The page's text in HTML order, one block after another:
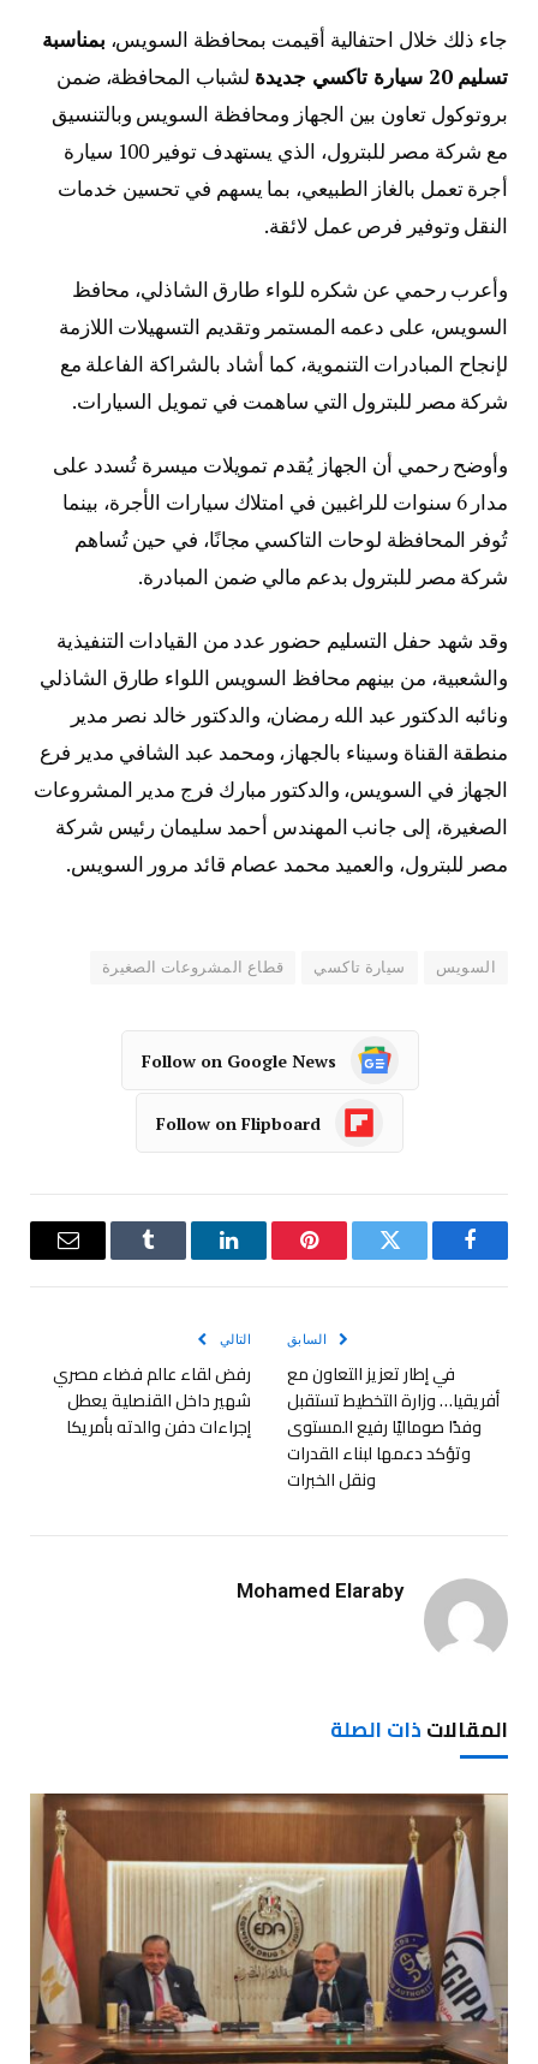
جاء ذلك خلال احتفالية أقيمت بمحافظة السويس، بمناسبة
تسليم 20 سيارة تاكسي جديدة
لشباب المحافظة، ضمن
بروتوكول تعاون بين الجهاز ومحافظة السويس وبالتنسيق
مع شركة مصر للبترول، الذي يستهدف توفير 100 سيارة
أجرة تعمل بالغاز الطبيعي، بما يسهم في تحسين خدمات
النقل وتوفير فرص عمل لائقة.
وأعرب رحمي عن شكره للواء طارق الشاذلي، محافظ
السويس، على دعمه المستمر وتقديم التسهيلات اللازمة
لإنجاح المبادرات التنموية، كما أشاد بالشراكة الفاعلة مع
شركة مصر للبترول التي ساهمت في تمويل السيارات.
وأوضح رحمي أن الجهاز يُقدم تمويلات ميسرة تُسدد على
مدار 6 سنوات للراغبين في امتلاك سيارات الأجرة، بينما
تُوفر المحافظة لوحات التاكسي مجانًا، في حين تُساهم
شركة مصر للبترول بدعم مالي ضمن المبادرة.
وقد شهد حفل التسليم حضور عدد من القيادات التنفيذية
والشعبية، من بينهم محافظ السويس اللواء طارق الشاذلي
ونائبه الدكتور عبد الله رمضان، والدكتور خالد نصر مدير
منطقة القناة وسيناء بالجهاز، ومحمد عبد الشافي مدير فرع
الجهاز في السويس، والدكتور مبارك فرج مدير المشروعات
الصغيرة، إلى جانب المهندس أحمد سليمان رئيس شركة
مصر للبترول، والعميد محمد عصام قائد مرور السويس.
السويس سيارة تاكسي قطاع المشروعات الصغيرة
Follow on Google News
Follow on Flipboard
فيسبوك تويتر بينتيريستلينكدإن Tumblr
البريد
السابق
في إطار تعزيز التعاون مع
أفريقيا… وزارة التخطيط تستقبل
وفدًا صوماليًا رفيع المستوى
وتؤكد دعمها لبناء القدرات
ونقل الخبرات
التالي
رفض لقاء عالم فضاء مصري
شهير داخل القنصلية يعطل
إجراءات دفن والدته بأمريكا
Mohamed Elaraby
المقالاتذات الصلة